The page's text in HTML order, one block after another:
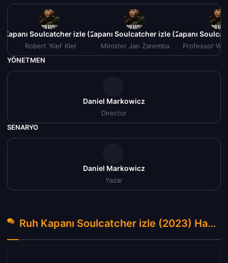
Kapanı Soulcatcher izle (2023)
Robert 'Kieł' Kieł
Ruh Kapanı Soulcatcher izle (2023)
Minister Jan Zaremba
Ruh Kapanı
Professor
YÖNETMEN
Daniel Markowicz
Director
SENARYO
Daniel Markowicz
Yazar
Ruh Kapanı Soulcatcher izle (2023) Hakkında Yorumlar